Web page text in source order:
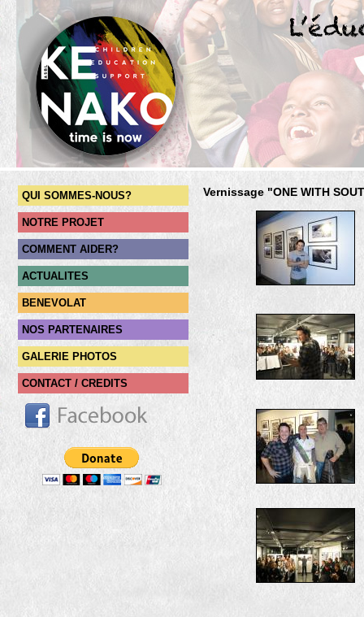
QUI SOMMES-NOUS?
NOTRE PROJET
COMMENT AIDER?
ACTUALITES
BENEVOLAT
NOS PARTENAIRES
GALERIE PHOTOS
CONTACT / CREDITS
Vernissage "ONE WITH